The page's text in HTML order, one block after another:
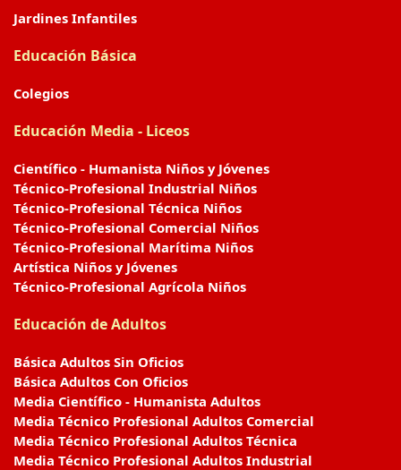
Jardines Infantiles
Educación Básica
Colegios
Educación Media - Liceos
Científico - Humanista Niños y Jóvenes
Técnico-Profesional Industrial Niños
Técnico-Profesional Técnica Niños
Técnico-Profesional Comercial Niños
Técnico-Profesional Marítima Niños
Artística Niños y Jóvenes
Técnico-Profesional Agrícola Niños
Educación de Adultos
Básica Adultos Sin Oficios
Básica Adultos Con Oficios
Media Científico - Humanista Adultos
Media Técnico Profesional Adultos Comercial
Media Técnico Profesional Adultos Técnica
Media Técnico Profesional Adultos Industrial